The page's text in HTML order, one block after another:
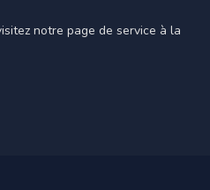
notre page de service à la